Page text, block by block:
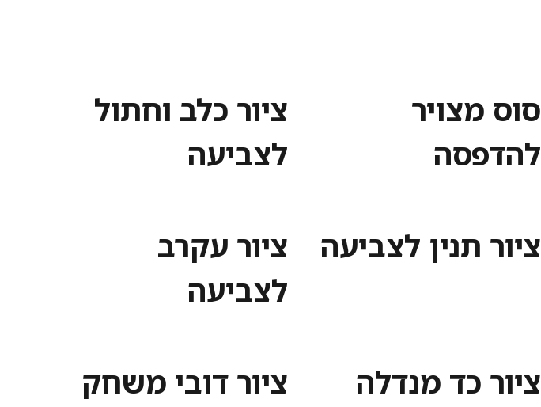
סוס מצויר
להדפסה
ציור כלב וחתול
לצביעה
ציור תנין לצביעה
ציור עקרב
לצביעה
ציור כד מנדלה
ציור דובי משחק